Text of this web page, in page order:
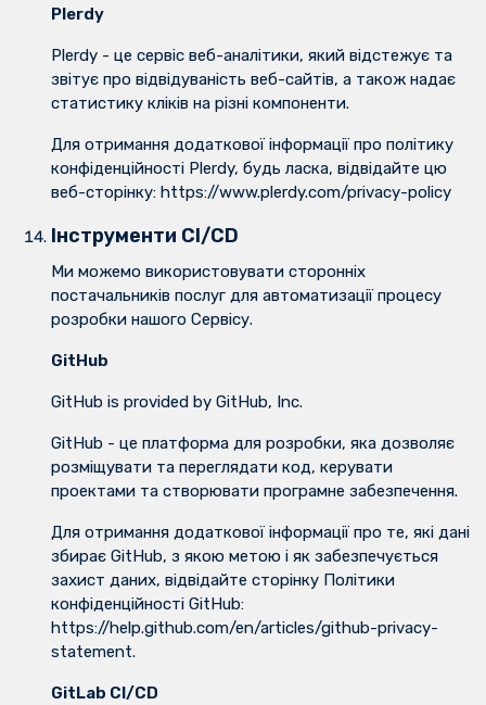
Plerdy
Plerdy - це сервіс веб-аналітики, який відстежує та
звітує про відвідуваність веб-сайтів, а також надає
статистику кліків на різні компоненти.
Для отримання додаткової інформації про політику
конфіденційності Plerdy, будь ласка, відвідайте цю
веб-сторінку: https://www.plerdy.com/privacy-policy
Інструменти CI/CD
Ми можемо використовувати сторонніх
постачальників послуг для автоматизації процесу
розробки нашого Сервісу.
GitHub
GitHub is provided by GitHub, Inc.
GitHub - це платформа для розробки, яка дозволяє
розміщувати та переглядати код, керувати
проектами та створювати програмне забезпечення.
Для отримання додаткової інформації про те, які дані
збирає GitHub, з якою метою і як забезпечується
захист даних, відвідайте сторінку Політики
конфіденційності GitHub:
https://help.github.com/en/articles/github-privacy-
statement.
GitLab CI/CD